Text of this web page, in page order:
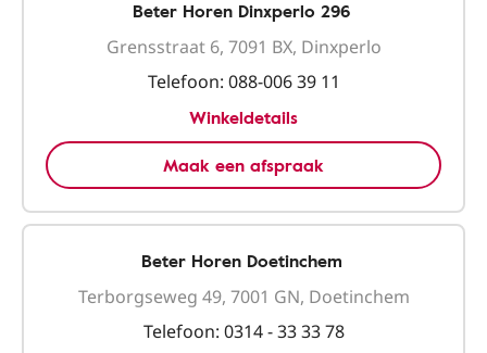
Beter Horen Dinxperlo 296
Grensstraat 6, 7091 BX, Dinxperlo
Telefoon: 088-006 39 11
Winkeldetails
Maak een afspraak
Beter Horen Doetinchem
Terborgseweg 49, 7001 GN, Doetinchem
Telefoon: 0314 - 33 33 78